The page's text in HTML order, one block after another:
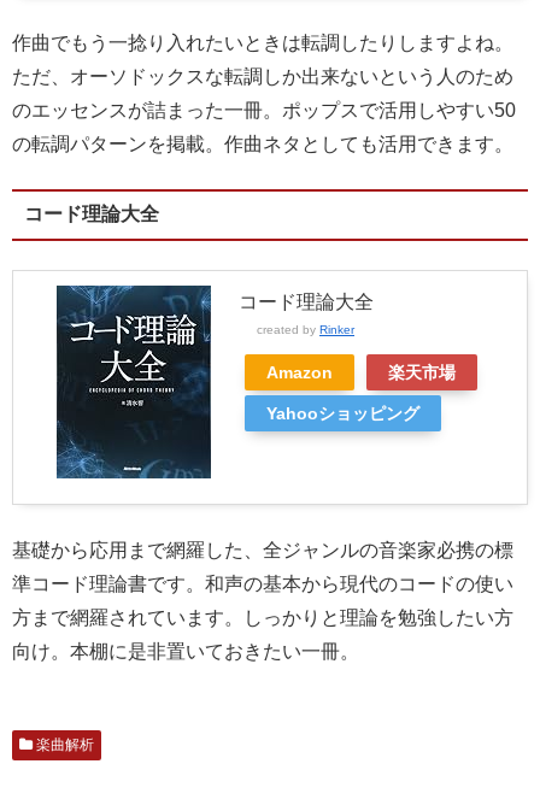
作曲でもう一捻り入れたいときは転調したりしますよね。
ただ、オーソドックスな転調しか出来ないという人のため
のエッセンスが詰まった一冊。ポップスで活用しやすい50
の転調パターンを掲載。作曲ネタとしても活用できます。
コード理論大全
コード理論大全
created by Rinker
Amazon 楽天市場
Yahooショッピング
基礎から応用まで網羅した、全ジャンルの音楽家必携の標
準コード理論書です。和声の基本から現代のコードの使い
方まで網羅されています。しっかりと理論を勉強したい方
向け。本棚に是非置いておきたい一冊。
楽曲解析